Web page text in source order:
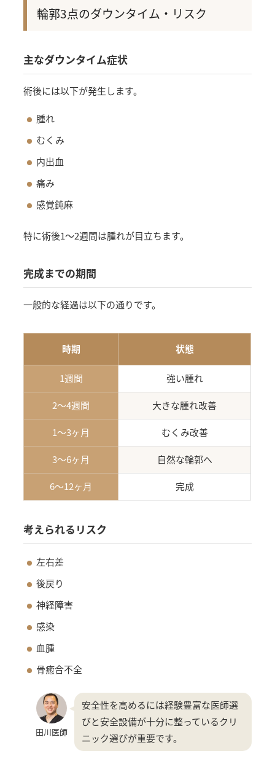
輪郭3点のダウンタイム・リスク
主なダウンタイム症状
術後には以下が発生します。
腫れ
むくみ
内出血
痛み
感覚鈍麻
特に術後1〜2週間は腫れが目立ちます。
完成までの期間
一般的な経過は以下の通りです。
時期 状態
1週間
強い腫れ
2〜4週間
大きな腫れ改善
1〜3ヶ月
むくみ改善
3〜6ヶ月
自然な輪郭へ
6〜12ヶ月
完成
考えられるリスク
左右差
後戻り
神経障害
感染
血腫
骨癒合不全
田川医師
安全性を高めるには経験豊富な医師選
びと安全設備が十分に整っているクリ
ニック選びが重要です。